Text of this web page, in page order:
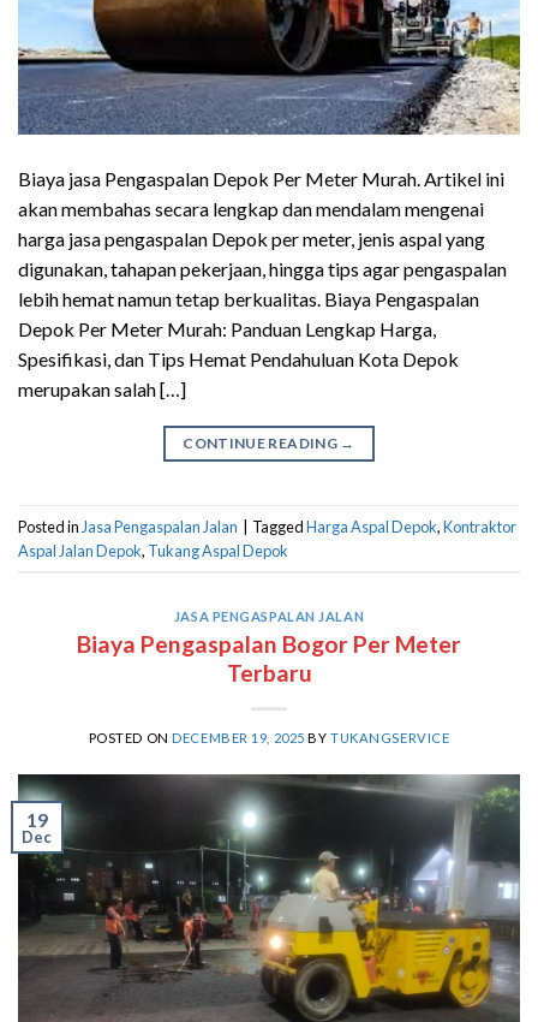
Biaya jasa Pengaspalan Depok Per Meter Murah. Artikel ini
akan membahas secara lengkap dan mendalam mengenai
harga jasa pengaspalan Depok per meter, jenis aspal yang
digunakan, tahapan pekerjaan, hingga tips agar pengaspalan
lebih hemat namun tetap berkualitas. Biaya Pengaspalan
Depok Per Meter Murah: Panduan Lengkap Harga,
Spesifikasi, dan Tips Hemat Pendahuluan Kota Depok
merupakan salah […]
CONTINUE READING →
Posted in Jasa Pengaspalan Jalan | TaggedHarga Aspal Depok,Kontraktor
Aspal Jalan Depok, Tukang Aspal Depok
JASA PENGASPALAN JALAN
Biaya Pengaspalan Bogor Per Meter
Terbaru
POSTED ONDECEMBER 19, 2025 BYTUKANGSERVICE
19
Dec